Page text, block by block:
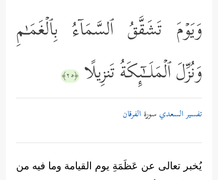
وَیَوۡمَ تَشَقَّقُ ٱلسَّمَاۤءُ بِٱلۡغَمَـٰمِ
وَنُزِّلَ ٱلۡمَلَــٰۤىِٕكَةُ تَنزِیلًا ﴿٢٥﴾
تفسير السعدي سورة الفرقان
يُخبر تعالى عن عَظَمَةِ يوم القيامة وما فيه من